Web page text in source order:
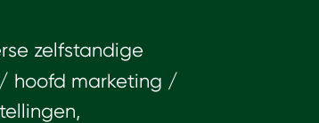
zelfstandige
hoofd marketing /